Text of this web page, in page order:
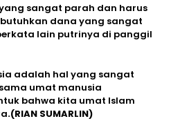
sangat parah dan harus
dana yang sangat
lain putrinya di panggil
adalah hal yang sangat
umat manusia
bahwa kita umat Islam
.(RIAN SUMARLIN)